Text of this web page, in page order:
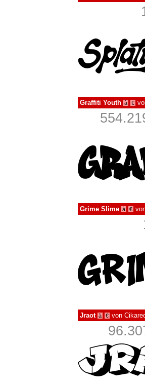
Graffiti Youth à €
Grime Slime à €
Jraot à € von